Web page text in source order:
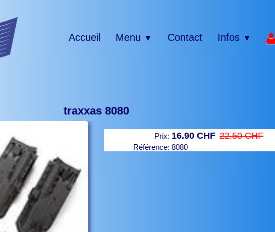
Accueil Menu ▼ Contact Infos ▼
traxxas 8080
Prix: 16.90 CHF 22.50 CHF
Référence: 8080